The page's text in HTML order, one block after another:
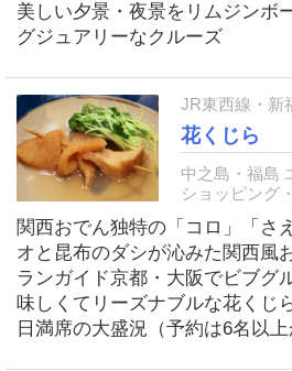
美しい夕景・夜景をリムジンボ
グジュアリーなクルーズ
JR東西線・新
花くじら
中之島・福島
ショッピング
関西おでん独特の「コロ」「さ
オと昆布のダシが沁みた関西風
ランガイド京都・大阪でビブグ
味しくてリーズナブルな花くじ
日満席の大盛況（予約は6名以上